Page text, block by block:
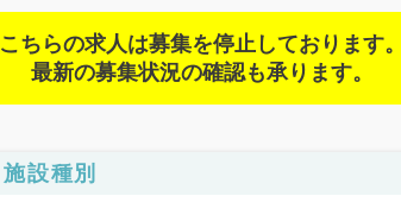
こちらの求人は募集を停止しております。
最新の募集状況の確認も承ります。
施設種別